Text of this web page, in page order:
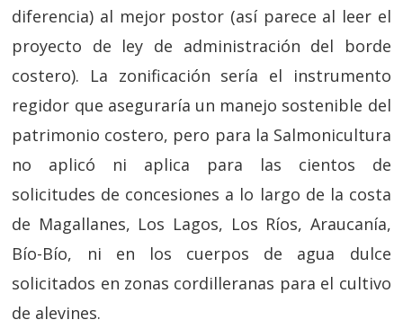
diferencia) al mejor postor (así parece al leer el
proyecto de ley de administración del borde
costero). La zonificación sería el instrumento
regidor que aseguraría un manejo sostenible del
patrimonio costero, pero para la Salmonicultura
no aplicó ni aplica para las cientos de
solicitudes de concesiones a lo largo de la costa
de Magallanes, Los Lagos, Los Ríos, Araucanía,
Bío-Bío, ni en los cuerpos de agua dulce
solicitados en zonas cordilleranas para el cultivo
de alevines.